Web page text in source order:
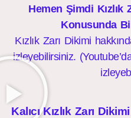
Hemen Şimdi Kızlık
Konusunda
Kızlık Zarı Dikimi
izleyebilirsiniz.
Kalıcı Kızlık Zarı